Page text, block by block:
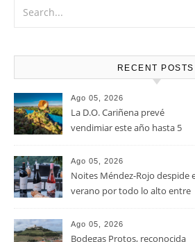
u oveja.
RECENT POSTS
La D.O. Cariñena prevé